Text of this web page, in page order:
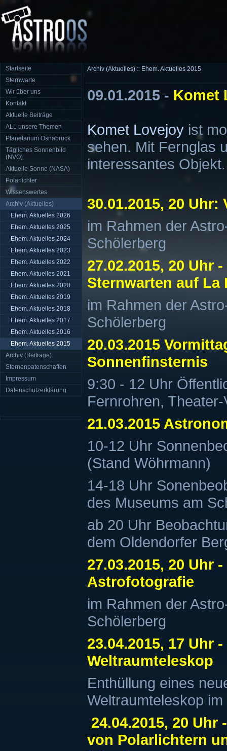
Startseite
Sternwarte
Wir über uns
Kontakt
Aktuelle Beiträge
ALL unsere Themen
Planetarium Osnabrück
Tägliches Sonnenbild
(NVO)
Aktuelle Sonne (NASA)
Polarlichter
Wissenswertes
Archiv (Aktuelles)
Ehem. Aktuelles 2026
Ehem. Aktuelles 2025
Ehem. Aktuelles 2024
Ehem. Aktuelles 2023
Ehem. Aktuelles 2022
Ehem. Aktuelles 2021
Ehem. Aktuelles 2020
Ehem. Aktuelles 2019
Ehem. Aktuelles 2018
Ehem. Aktuelles 2017
Ehem. Aktuelles 2016
Ehem. Aktuelles 2015
Archiv (Beiträge)
Sternenpatenschaften
Impressum
Datenschutzerklärung
Archiv (Aktuelles) :: Ehem. Aktuelles 2015
09.01.2015 - Komet
Komet Lovejoy ist
sehen. Mit Fernglas
interessantes Objekt.
30.01.2015, 20
im Rahmen der
Schölerberg
27.02.2015, 20 Uhr
Sternwarten auf La
im Rahmen der
Schölerberg
20.03.2015
Sonnenfinsternis
9:30 - 12 Uhr
Fernrohren,
21.03.2015
10-12 Uhr
(Stand Wöhrmann)
14-18 Uhr
des Museums am
ab 20 Uhr
dem Oldendorfer
27.03.2015, 20 Uhr
Astrofotografie
im Rahmen der
Schölerberg
23.04.2015, 17 Uhr
Weltraumteleskop
Enthüllung eines
Weltraumteleskop
24.04.2015, 20
von Polarlichtern